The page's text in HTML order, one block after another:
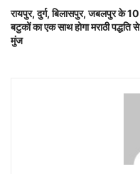
रायपुर, दुर्ग, बिलासपुर, जबलपुर के 10
बटुकों का एक साथ होगा मराठी पद्धति से
मुंज